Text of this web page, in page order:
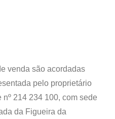
venda são acordadas
pelo proprietário
214 234 100, com sede
da Figueira da